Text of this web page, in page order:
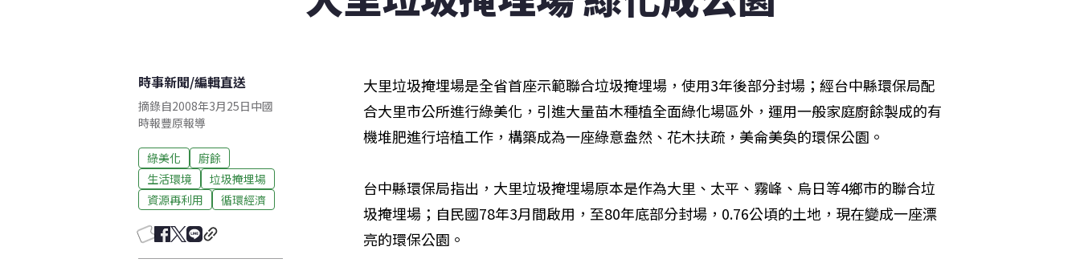
時事新聞/編輯直送
摘錄自2008年3月25日中國
時報豐原報導
綠美化
廚餘
生活環境
垃圾掩埋場
資源再利用
循環經濟
大里垃圾掩埋場是全省首座示範聯合垃圾掩埋場，使用3年後部分封場；經台中縣環保局配
合大里市公所進行綠美化，引進大量苗木種植全面綠化場區外，運用一般家庭廚餘製成的有
機堆肥進行培植工作，構築成為一座綠意盎然、花木扶疏，美侖美奐的環保公園。
台中縣環保局指出，大里垃圾掩埋場原本是作為大里、太平、霧峰、烏日等4鄉市的聯合垃
圾掩埋場；自民國78年3月間啟用，至80年底部分封場，0.76公頃的土地，現在變成一座漂
亮的環保公園。